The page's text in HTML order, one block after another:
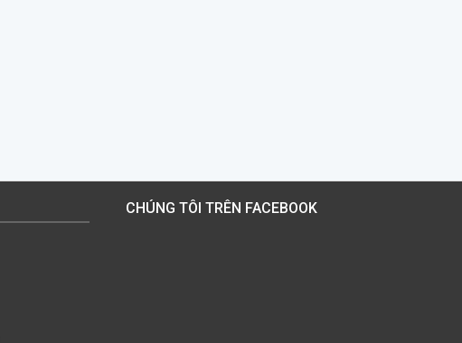
CHÚNG TÔI TRÊN FACEBOOK